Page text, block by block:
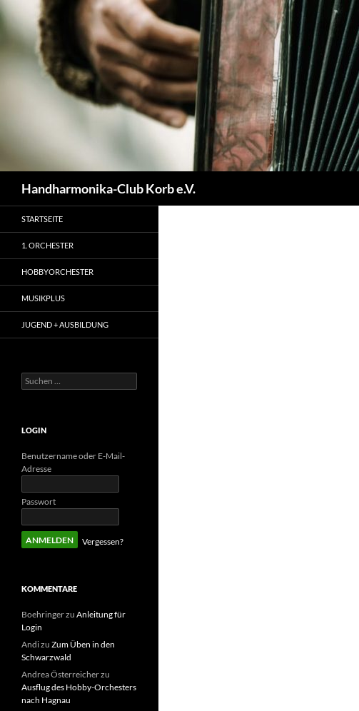
Zum
Inhalt
springen
Handharmonika-Club Korb e.V.
STARTSEITE
1. ORCHESTER
HOBBYORCHESTER
MUSIKPLUS
JUGEND + AUSBILDUNG
Suchen
nach:
LOGIN
Benutzername oder E-Mail-
Adresse
Passwort
Vergessen?
KOMMENTARE
Boehringerzu Anleitung für
Login
Andizu Zum Üben in den
Schwarzwald
Andrea Österreicherzu
Ausflug des Hobby-Orchesters
nach Hagnau